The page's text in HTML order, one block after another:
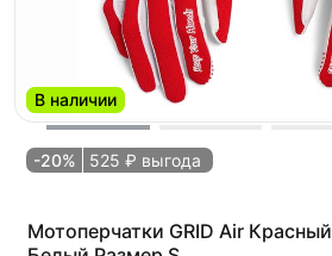
В наличии
-20% 525 ₽ выгода
Мотоперчатки GRID Air